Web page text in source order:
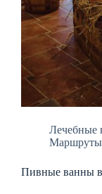
Лечебные
Пивные ванны